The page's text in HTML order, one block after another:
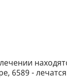
6589 -